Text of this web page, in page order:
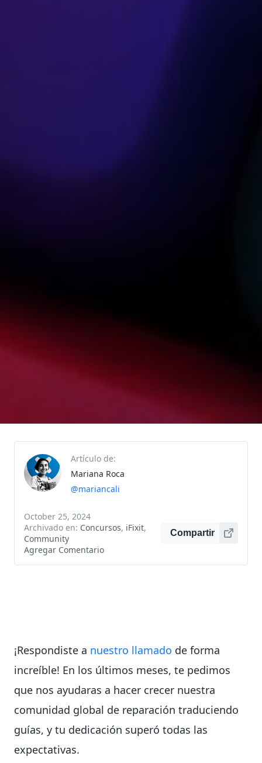
Artículo de:
Mariana Roca
@mariancali
October 25, 2024
Archivado en: Concursos, iFixit,
Community
Agregar Comentario
Compartir
¡Respondiste a nuestro llamado de forma
increíble! En los últimos meses, te pedimos
que nos ayudaras a hacer crecer nuestra
comunidad global de reparación traduciendo
guías, y tu dedicación superó todas las
expectativas.